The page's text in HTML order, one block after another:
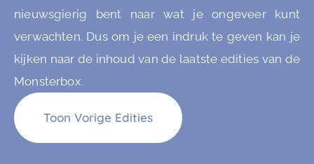
nieuwsgierig bent naar wat je ongeveer kunt
verwachten. Dus om je een indruk te geven kan je
kijken naar de inhoud van de laatste edities van de
Monsterbox.
Toon Vorige Edities